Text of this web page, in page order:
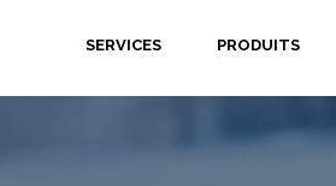
SERVICES PRODUITS